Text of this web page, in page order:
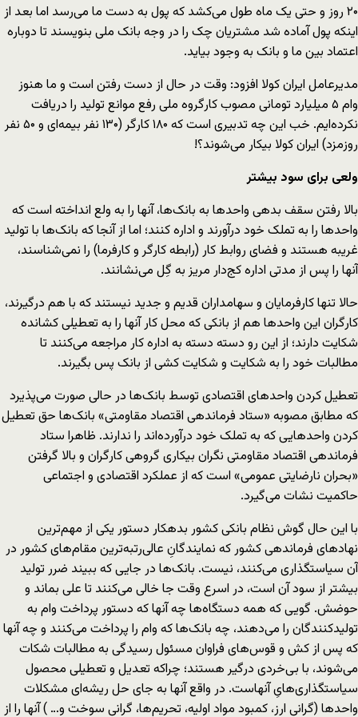
۲۰ روز و حتی یک ماه طول می‌کشد که پول به دست ما می‌رسد اما بعد از
اینکه پول آماده شد مشتریان چک را در وجه بانک ملی بنویسند تا دوباره
اعتماد بین ما و بانک به وجود بیاید.
مدیرعامل ایران کولا افزود: وقت در حال از دست رفتن است و ما هنوز
وام ۵ میلیارد تومانی مصوب کارگروه ملی رفع موانع تولید را دریافت
نکرده‌ایم. خب این چه تدبیری است که ۱۸۰ کارگر (۱۳۰ نفر بیمه‌ای و ۵۰ نفر
روزمزد) ایران کولا بیکار می‌‌شوند؟!
ولعی برای سود بیشتر
بالا رفتن سقف بدهی واحدها به بانک‌ها، آنها را به ولع انداخته است که
واحدها را به تملک خود درآورند و اداره کنند؛ اما از آنجا که بانک‌ها با تولید
غریبه هستند و فضای روابط کار (رابطه کارگر و کارفرما) را نمی‌شناسند،
آنها را پس از مدتی اداره کج‌دار مریز به گِل می‌نشانند.
حالا تنها کارفرمایان و سهامداران قدیم و جدید نیستند که با هم درگیرند،
کارگران این واحدها هم از بانکی که محل کار آنها را به تعطیلی کشانده
شکایت دارند؛ از این رو دسته دسته به اداره کار مراجعه می‌کنند تا
مطالبات خود را به شکایت و شکایت کشی از بانک پس بگیرند.
تعطیل کردن واحدهای اقتصادی توسط بانک‌ها در حالی صورت می‌پذیرد
که مطابق مصوبه «ستاد فرماندهی اقتصاد مقاومتی» بانک‌ها حق تعطیل
کردن واحدهایی که به تملک خود درآورده‌اند را ندارند. ظاهرا ستاد
فرماندهی اقتصاد مقاومتی نگران بیکاری گروهی کارگران و بالا گرفتن
«بحران نارضایتی عمومی» است که از عملکرد اقتصادی و اجتماعی
حاکمیت نشات می‌گیرد.
با این حال گوش نظام بانکی کشور بدهکار دستور یکی از مهم‌ترین
نهادهای فرماندهی کشور که نمایندگانِ عالی‌رتبه‌ترین مقام‌های کشور در
آن سیاستگذاری می‌کنند، نیست. بانک‌ها در جایی که ببیند ضرر تولید
بیشتر از سود آن است، در اسرع وقت جا خالی می‌کنند تا علی بماند و
حوضش. گویی که همه دستگاه‌ها چه آنها که دستور پرداخت وام به
تولیدکنندگان را می‌دهند، چه بانک‌ها که وام را پرداخت می‌کنند و چه آنها
که پس از کش و قوس‌های فراوان مسئول رسیدگی به مطالبات شکات
می‌شوند، با بی‌خردی درگیر هستند؛ چراکه تعدیل و تعطیلی محصول
سیاستگذاری‌هایِ آنهاست. در واقع آنها به جای حل ریشه‌‌ای مشکلات
واحدها (گرانی ارز، کمبود مواد اولیه، تحریم‌ها، گرانی سوخت و… ) آنها را از